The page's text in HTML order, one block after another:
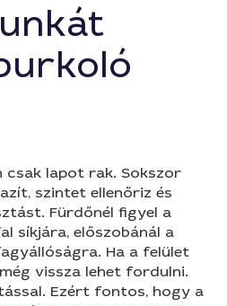
csak lapot rak. Sokszor
szintet ellenőriz és
Fürdőnél figyel a
síkjára, előszobánál a
Ha a felület
vissza lehet fordulni.
Ezért fontos, hogy a